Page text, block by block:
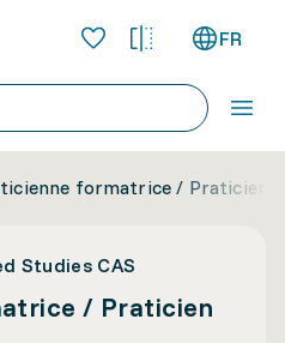
FR
formatrice / Praticien
Studies CAS
/ Praticien